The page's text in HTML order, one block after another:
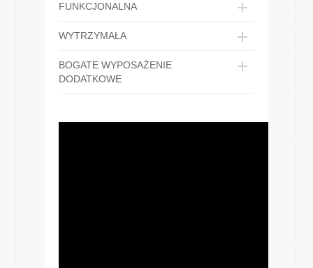
FUNKCJONALNA
WYTRZYMAŁA
BOGATE WYPOSAŻENIE
DODATKOWE